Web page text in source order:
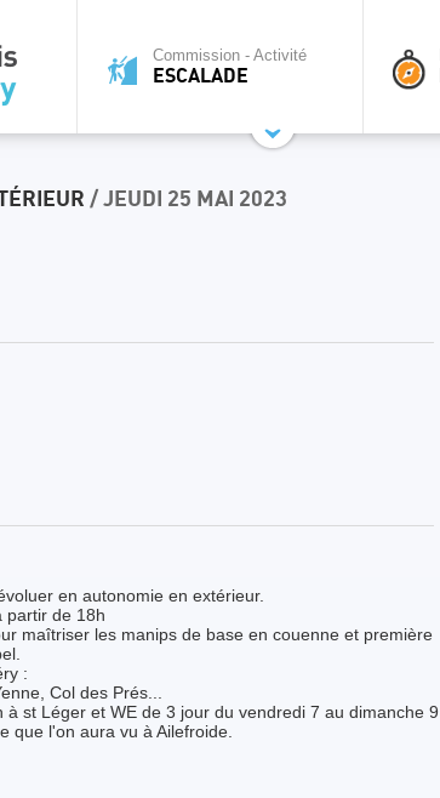
Commission - Activité
ESCALADE
/ JEUDI 25 MAI 2023
en autonomie en extérieur.
partir de 18h
maîtriser les manips de base en couenne et première
:
Col des Prés...
st Léger et WE de 3 jour du vendredi 7 au dimanche 9
que l'on aura vu à Ailefroide.